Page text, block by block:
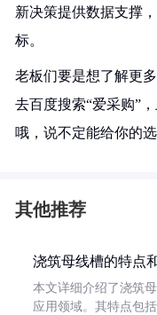
新决策提供数据支撑
标。
老板们要是想了解更
去百度搜索“爱采购”
哦，说不定能给你的
其他推荐
浇筑母线槽的特点
本文详细介绍了浇筑
应用领域。其特点包括